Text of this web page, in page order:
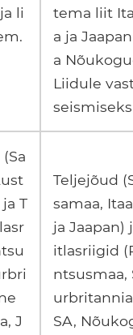
li
tema liit
a ja
a
Liidule
seismiseks
T
J
Teljejõud
samaa,
ja Jaapan)
itlasriigid
ntsusmaa,
SA,